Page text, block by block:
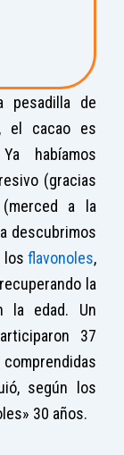
de
el cacao es
habíamos
(gracias
a la
descubrimos
los flavonoles,
la
la edad. Un
37
según los
30 años.